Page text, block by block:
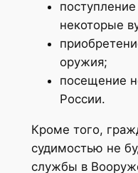
некоторые
оружия;
посещение
России.
Кроме того,
судимостью не
службы в